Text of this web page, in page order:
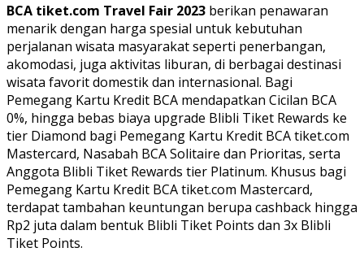
BCA tiket.com Travel Fair 2023 berikan penawaran
menarik dengan harga spesial untuk kebutuhan
perjalanan wisata masyarakat seperti penerbangan,
akomodasi, juga aktivitas liburan, di berbagai destinasi
wisata favorit domestik dan internasional. Bagi
Pemegang Kartu Kredit BCA mendapatkan Cicilan BCA
0%, hingga bebas biaya upgrade Blibli Tiket Rewards ke
tier Diamond bagi Pemegang Kartu Kredit BCA tiket.com
Mastercard, Nasabah BCA Solitaire dan Prioritas, serta
Anggota Blibli Tiket Rewards tier Platinum. Khusus bagi
Pemegang Kartu Kredit BCA tiket.com Mastercard,
terdapat tambahan keuntungan berupa cashback hingga
Rp2 juta dalam bentuk Blibli Tiket Points dan 3x Blibli
Tiket Points.